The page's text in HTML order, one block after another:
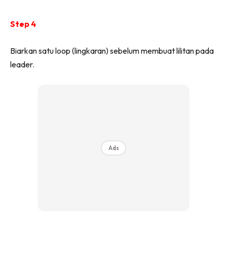
Step 4
Biarkan satu loop (lingkaran) sebelum membuat lilitan pada
leader.
Ads